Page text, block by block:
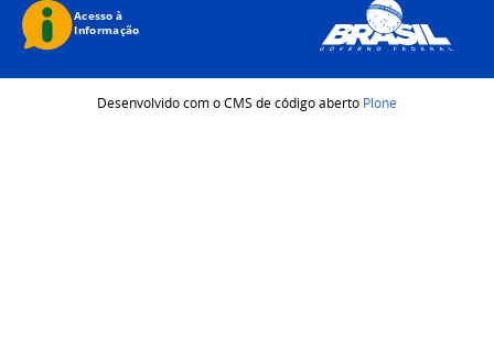
Desenvolvido com o CMS de código aberto Plone